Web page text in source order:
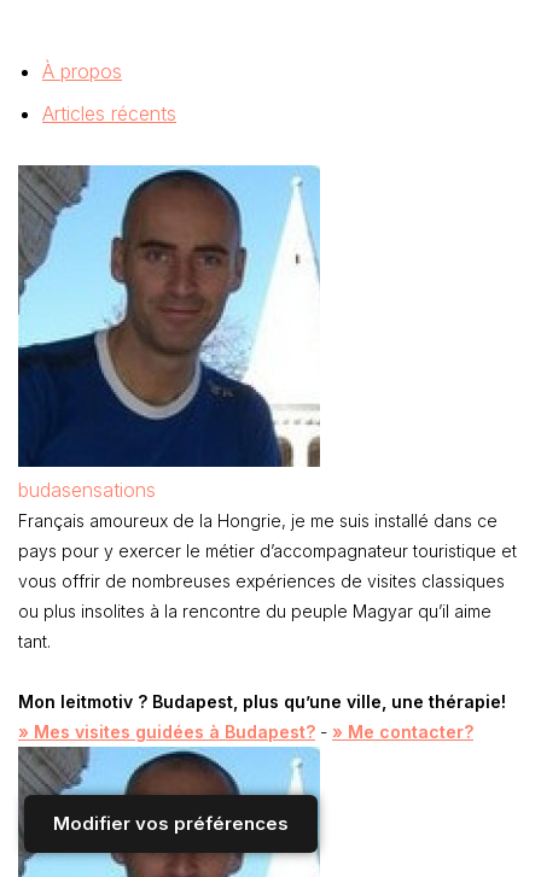
Modifier vos préférences
À propos
Articles récents
budasensations
Français amoureux de la Hongrie, je me suis installé dans ce
pays pour y exercer le métier d’accompagnateur touristique et
vous offrir de nombreuses expériences de visites classiques
ou plus insolites à la rencontre du peuple Magyar qu’il aime
tant.
Mon leitmotiv ? Budapest, plus qu’une ville, une thérapie!
» Mes visites guidées à Budapest? - » Me contacter?